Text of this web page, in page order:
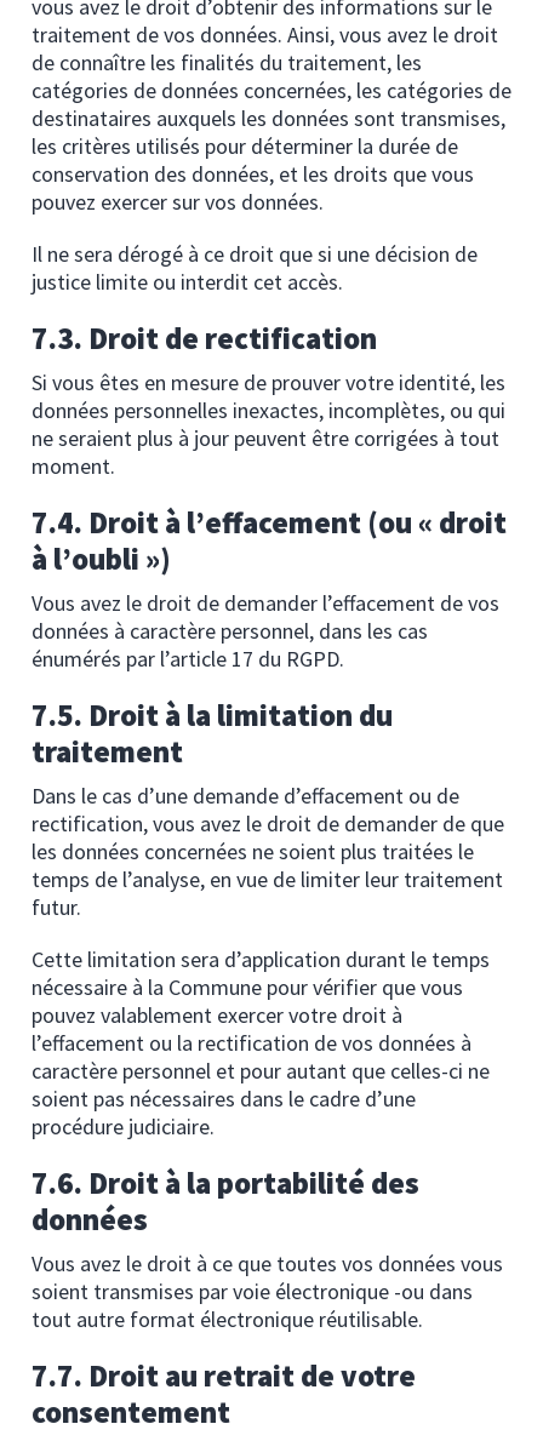
vous avez le droit d’obtenir des informations sur le
traitement de vos données. Ainsi, vous avez le droit
de connaître les finalités du traitement, les
catégories de données concernées, les catégories de
destinataires auxquels les données sont transmises,
les critères utilisés pour déterminer la durée de
conservation des données, et les droits que vous
pouvez exercer sur vos données.
Il ne sera dérogé à ce droit que si une décision de
justice limite ou interdit cet accès.
7.3. Droit de rectification
Si vous êtes en mesure de prouver votre identité, les
données personnelles inexactes, incomplètes, ou qui
ne seraient plus à jour peuvent être corrigées à tout
moment.
7.4. Droit à l’effacement (ou « droit
à l’oubli »)
Vous avez le droit de demander l’effacement de vos
données à caractère personnel, dans les cas
énumérés par l’article 17 du RGPD.
7.5. Droit à la limitation du
traitement
Dans le cas d’une demande d’effacement ou de
rectification, vous avez le droit de demander de que
les données concernées ne soient plus traitées le
temps de l’analyse, en vue de limiter leur traitement
futur.
Cette limitation sera d’application durant le temps
nécessaire à la Commune pour vérifier que vous
pouvez valablement exercer votre droit à
l’effacement ou la rectification de vos données à
caractère personnel et pour autant que celles-ci ne
soient pas nécessaires dans le cadre d’une
procédure judiciaire.
7.6. Droit à la portabilité des
données
Vous avez le droit à ce que toutes vos données vous
soient transmises par voie électronique -ou dans
tout autre format électronique réutilisable.
7.7. Droit au retrait de votre
consentement